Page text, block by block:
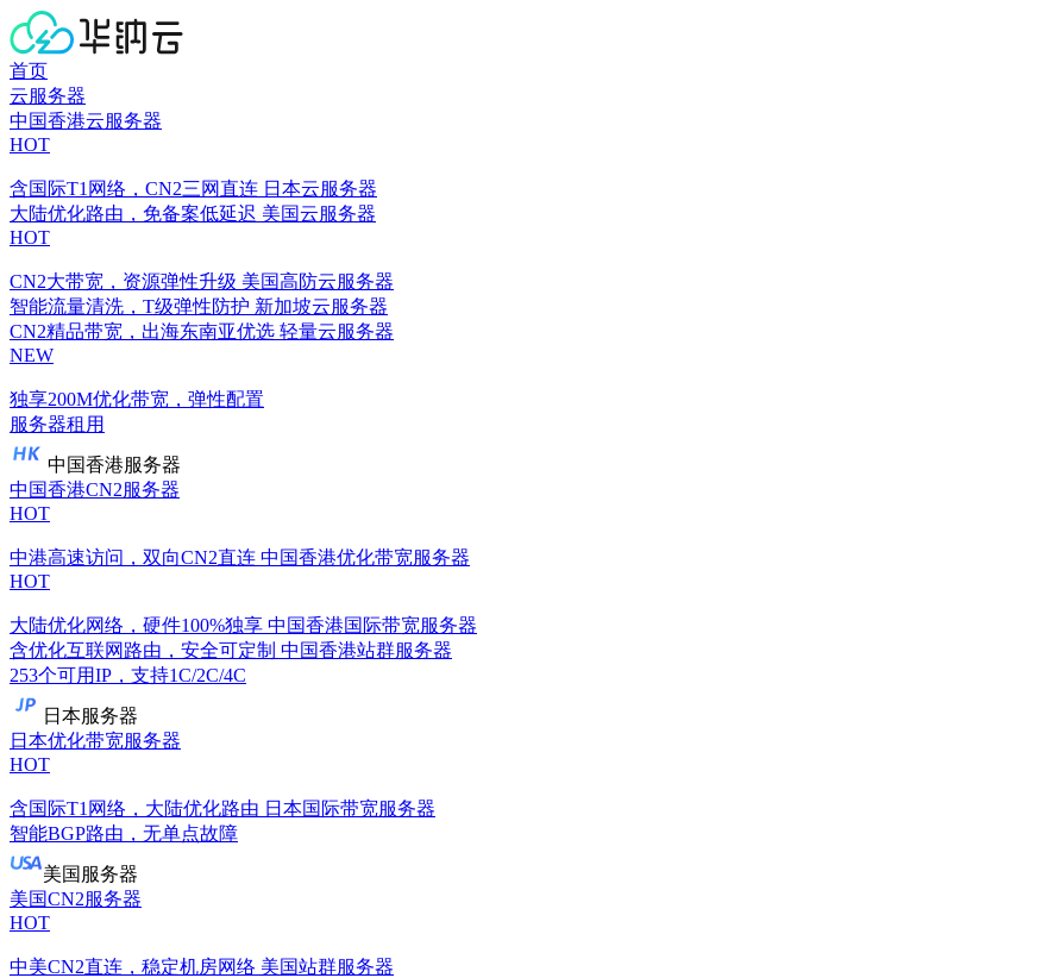
首页
云服务器
中国香港云服务器
HOT
含国际T1网络，CN2三网直连 日本云服务器
大陆优化路由，免备案低延迟 美国云服务器
HOT
CN2大带宽，资源弹性升级 美国高防云服务器
智能流量清洗，T级弹性防护 新加坡云服务器
CN2精品带宽，出海东南亚优选 轻量云服务器
NEW
独享200M优化带宽，弹性配置
服务器租用
中国香港服务器
中国香港CN2服务器
HOT
中港高速访问，双向CN2直连 中国香港优化带宽服务器
HOT
大陆优化网络，硬件100%独享 中国香港国际带宽服务器
含优化互联网路由，安全可定制 中国香港站群服务器
253个可用IP，支持1C/2C/4C
日本服务器
日本优化带宽服务器
HOT
含国际T1网络，大陆优化路由 日本国际带宽服务器
智能BGP路由，无单点故障
美国服务器
美国CN2服务器
HOT
中美CN2直连，稳定机房网络 美国站群服务器